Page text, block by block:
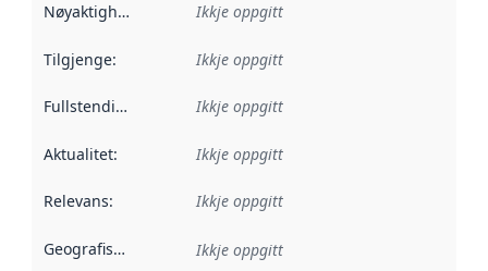
Nøyaktigheit Ikkje oppgitt
Tilgjenge: Ikkje oppgitt
Fullstendigheit Ikkje oppgitt
Aktualitet: Ikkje oppgitt
Relevans: Ikkje oppgitt
Geografisk område Ikkje oppgitt